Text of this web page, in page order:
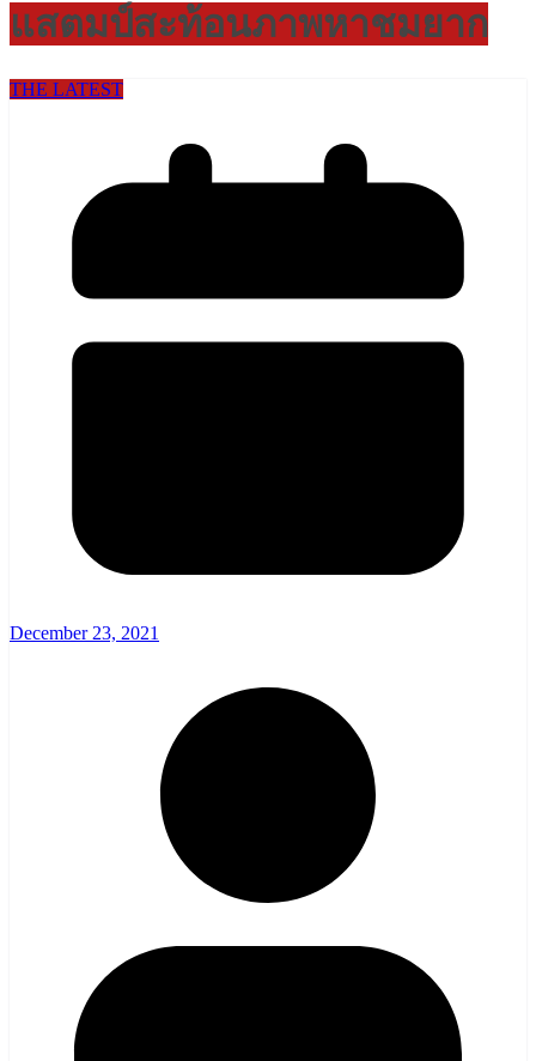
แสตมป์สะท้อนภาพหาชมยาก
THE LATEST
December 23, 2021